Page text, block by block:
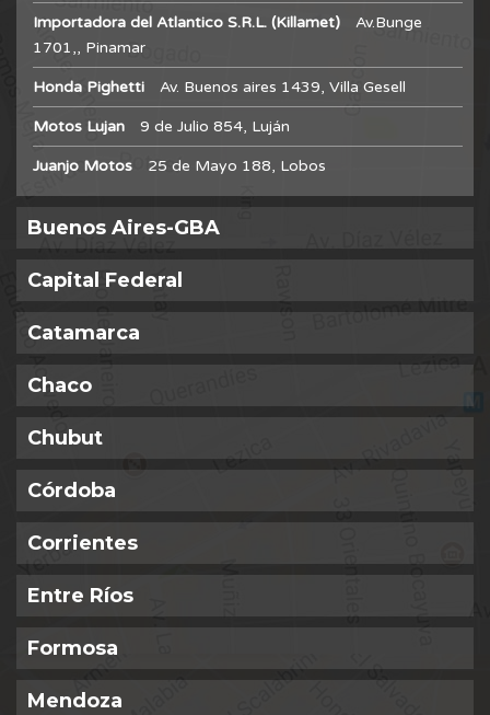
Importadora del Atlantico S.R.L. (Killamet)
Av.Bunge
1701,, Pinamar
Honda Pighetti Av. Buenos aires 1439, Villa Gesell
Motos Lujan 9 de Julio 854, Luján
Juanjo Motos 25 de Mayo 188, Lobos
Buenos Aires-GBA
Capital Federal
Catamarca
Chaco
Chubut
Córdoba
Corrientes
Entre Ríos
Formosa
Mendoza